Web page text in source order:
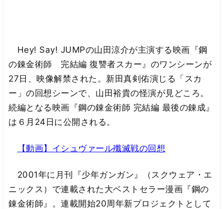
Hey! Say! JUMPの山田涼介が主演する映画『鋼
の錬金術師 完結編 復讐者スカー』のワンシーンが
27日、映像解禁された。新田真剣佑演じる「スカ
ー」の回想シーンで、山田裕貴の怪演が見どころ。
続編となる映画『鋼の錬金術師 完結編 最後の錬成』
は６月24日に公開される。
【動画】イシュヴァール殲滅戦の回想
2001年に月刊『少年ガンガン』（スクウェア・エ
ニックス）で連載された大ベストセラー漫画『鋼の
錬金術師』。連載開始20周年新プロジェクトとして